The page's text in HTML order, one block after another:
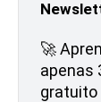
🚀
apenas
gratuito